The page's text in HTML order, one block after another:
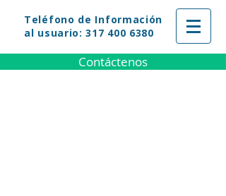
Teléfono de Información
al usuario: 317 400 6380
Contáctenos